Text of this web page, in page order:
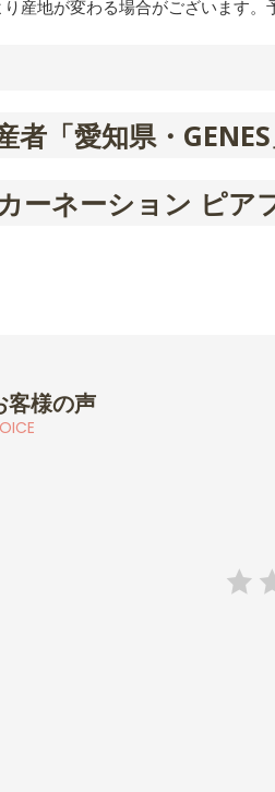
産地が変わる場合がございます。
者「愛知県・GENES
ーネーション ピア
客様の声